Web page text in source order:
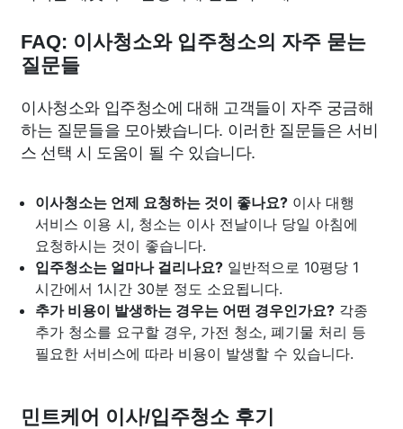
FAQ: 이사청소와 입주청소의 자주 묻는
질문들
이사청소와 입주청소에 대해 고객들이 자주 궁금해
하는 질문들을 모아봤습니다. 이러한 질문들은 서비
스 선택 시 도움이 될 수 있습니다.
이사청소는 언제 요청하는 것이 좋나요? 이사 대행
서비스 이용 시, 청소는 이사 전날이나 당일 아침에
요청하시는 것이 좋습니다.
입주청소는 얼마나 걸리나요? 일반적으로 10평당 1
시간에서 1시간 30분 정도 소요됩니다.
추가 비용이 발생하는 경우는 어떤 경우인가요? 각종
추가 청소를 요구할 경우, 가전 청소, 폐기물 처리 등
필요한 서비스에 따라 비용이 발생할 수 있습니다.
민트케어 이사/입주청소 후기